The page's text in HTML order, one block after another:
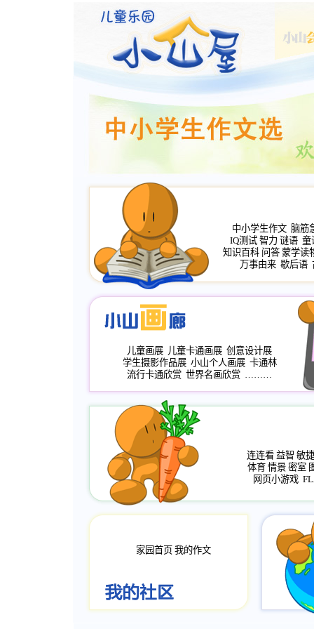
中小学生作文 脑筋
IQ测试 智力 谜语 童
知识百科 问答 蒙学读
万事由来 歇后语
儿童画展 儿童卡通画展 创意设计展
学生摄影作品展 小山个人画展 卡通林
流行卡通欣赏 世界名画欣赏 ………
连连看 益智 敏捷
体育 情景 密室
网页小游戏
家园首页 我的作文